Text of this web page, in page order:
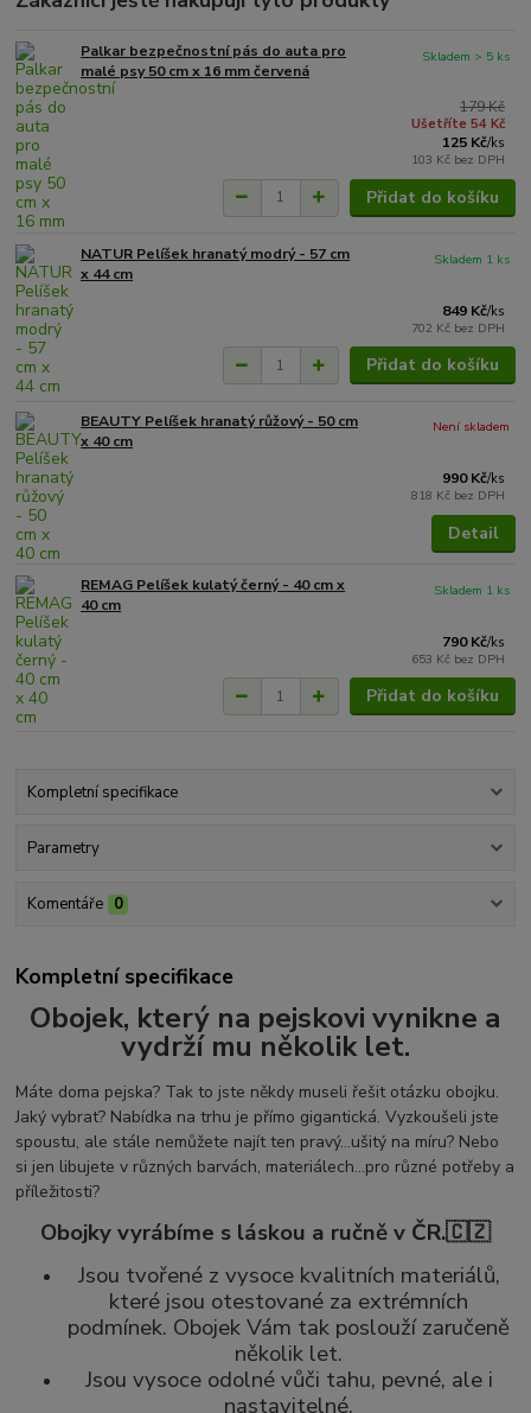
Palkar bezpečnostní pás do auta pro
malé psy 50 cm x 16 mm červená
179 Kč
Ušetříte 54 Kč
125 Kč/ks
103 Kč bez DPH
Skladem > 5 ks
Přidat do košíku
NATUR Pelíšek hranatý modrý - 57 cm
x 44 cm
849 Kč/ks
702 Kč bez DPH
Skladem 1 ks
Přidat do košíku
BEAUTY Pelíšek hranatý růžový - 50 cm
x 40 cm
990 Kč/ks
818 Kč bez DPH
Není skladem
Detail
REMAG Pelíšek kulatý černý - 40 cm x
40 cm
790 Kč/ks
653 Kč bez DPH
Skladem 1 ks
Přidat do košíku
Kompletní specifikace
Parametry
Komentáře 0
Kompletní specifikace
Obojek, který na pejskovi vynikne a
vydrží mu několik let.
Máte doma pejska? Tak to jste někdy museli řešit otázku obojku.
Jaký vybrat? Nabídka na trhu je přímo gigantická. Vyzkoušeli jste
spoustu, ale stále nemůžete najít ten pravý...ušitý na míru? Nebo
si jen libujete v různých barvách, materiálech...pro různé potřeby a
příležitosti?
Obojky vyrábíme s láskou a ručně v ČR.🇨🇿
Jsou tvořené z vysoce kvalitních materiálů,
které jsou otestované za extrémních
podmínek. Obojek Vám tak poslouží zaručeně
několik let.
Jsou vysoce odolné vůči tahu, pevné, ale i
nastavitelné.